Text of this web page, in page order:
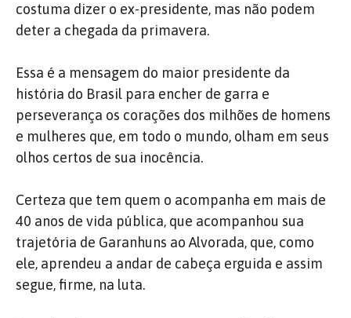
costuma dizer o ex-presidente, mas não podem
deter a chegada da primavera.
Essa é a mensagem do maior presidente da
história do Brasil para encher de garra e
perseverança os corações dos milhões de homens
e mulheres que, em todo o mundo, olham em seus
olhos certos de sua inocência.
Certeza que tem quem o acompanha em mais de
40 anos de vida pública, que acompanhou sua
trajetória de Garanhuns ao Alvorada, que, como
ele, aprendeu a andar de cabeça erguida e assim
segue, firme, na luta.